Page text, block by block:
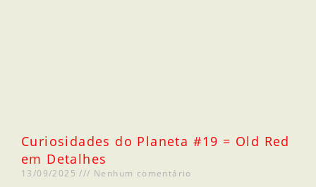
Curiosidades do Planeta #19 = Old Red
em Detalhes
13/09/2025 Nenhum comentário